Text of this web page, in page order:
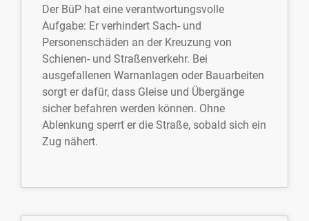
Der BüP hat eine verantwortungsvolle
Aufgabe: Er verhindert Sach- und
Personenschäden an der Kreuzung von
Schienen- und Straßenverkehr. Bei
ausgefallenen Warnanlagen oder Bauarbeiten
sorgt er dafür, dass Gleise und Übergänge
sicher befahren werden können. Ohne
Ablenkung sperrt er die Straße, sobald sich ein
Zug nähert.